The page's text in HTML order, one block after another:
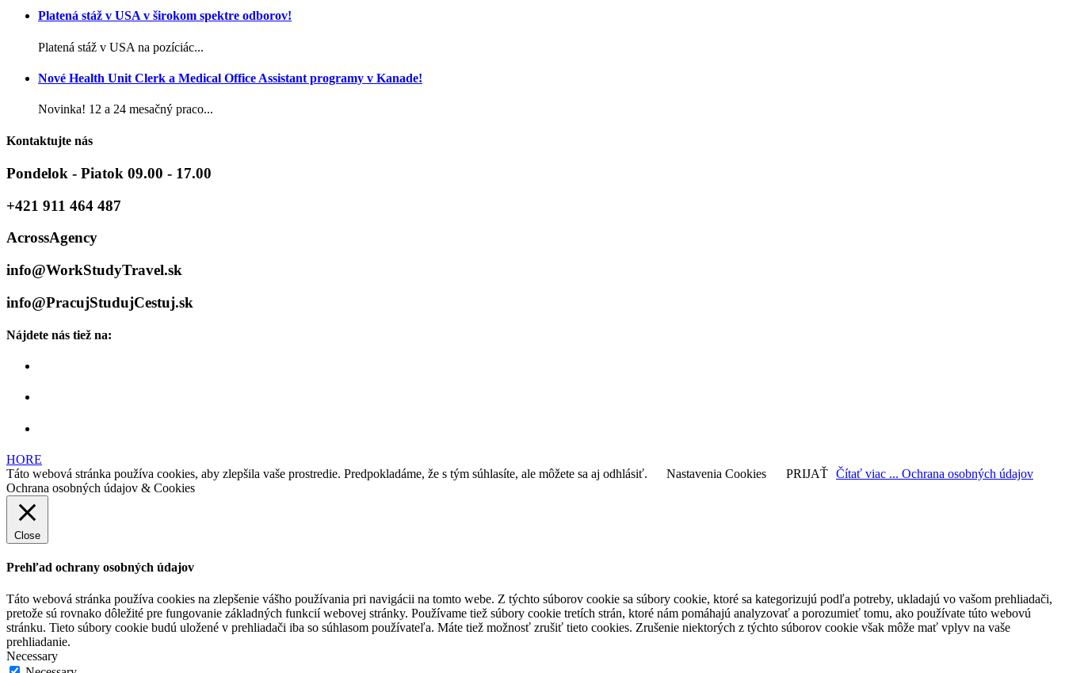
Platená stáž v USA v širokom spektre odborov!
Platená stáž v USA na pozíciác...
Nové Health Unit Clerk a Medical Office Assistant programy v Kanade!
Novinka! 12 a 24 mesačný praco...
Kontaktujte nás
Pondelok - Piatok 09.00 - 17.00
+421 911 464 487
AcrossAgency
info@WorkStudyTravel.sk
info@PracujStudujCestuj.sk
Nájdete nás tiež na:
HORE
Táto webová stránka používa cookies, aby zlepšila vaše prostredie. Predpokladáme, že s tým súhlasíte, ale môžete sa aj odhlásiť.
Nastavenia Cookies PRIJAŤ Čítať viac ... Ochrana osobných údajov
Ochrana osobných údajov & Cookies
Close
Prehľad ochrany osobných údajov
Táto webová stránka používa cookies na zlepšenie vášho používania pri navigácii na tomto webe. Z týchto súborov cookie sa súbory cookie, ktoré sa kategorizujú podľa potreby, ukladajú vo vašom prehliadači,
pretože sú rovnako dôležité pre fungovanie základných funkcií webovej stránky. Používame tiež súbory cookie tretích strán, ktoré nám pomáhajú analyzovať a porozumieť tomu, ako používate túto webovú
stránku. Tieto súbory cookie budú uložené v prehliadači iba so súhlasom používateľa. Máte tiež možnosť zrušiť tieto cookies. Zrušenie niektorých z týchto súborov cookie však môže mať vplyv na vaše
prehliadanie.
Necessary